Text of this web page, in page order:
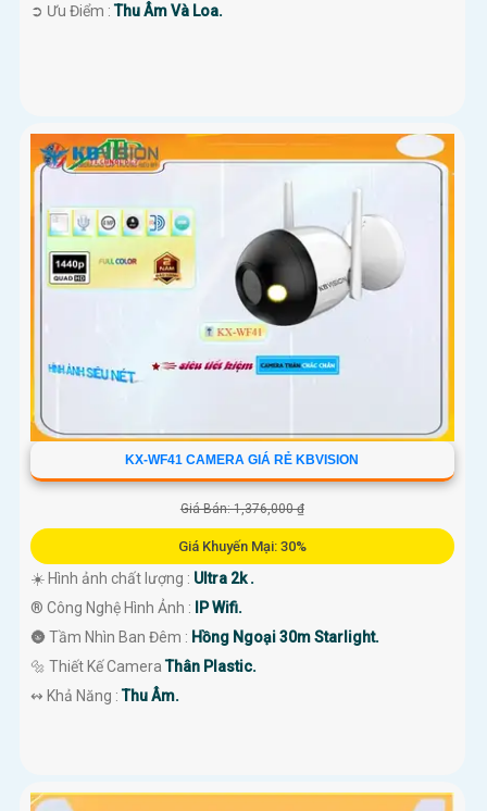
️➲ Ưu Điểm :Thu Âm Và Loa.
KX-WF41 CAMERA GIÁ RẺ KBVISION
Giá Bán: 1,376,000 ₫
Giá Khuyến Mại: 30%
☀️ Hình ảnh chất lượng : Ultra 2k .
®️ Công Nghệ Hình Ảnh :
IP Wifi.
🌚 Tầm Nhìn Ban Đêm : Hồng Ngoại 30m Starlight.
🔩 Thiết Kế CameraThân Plastic.
️↭ Khả Năng :Thu Âm.